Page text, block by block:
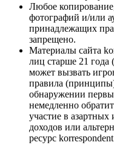
Любое
фотографий и/или
принадлежащих
запрещено.
Материалы сайта
лиц старше 21 года
может вызвать
правила
обнаружении
немедленно
участие в азартных
доходов или
ресурс